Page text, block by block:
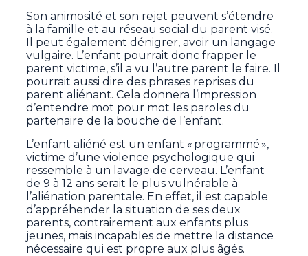
Son animosité et son rejet peuvent s’étendre
à la famille et au réseau social du parent visé.
Il peut également dénigrer, avoir un langage
vulgaire. L’enfant pourrait donc frapper le
parent victime, s’il a vu l’autre parent le faire. Il
pourrait aussi dire des phrases reprises du
parent aliénant. Cela donnera l’impression
d’entendre mot pour mot les paroles du
partenaire de la bouche de l’enfant.
L’enfant aliéné est un enfant « programmé »,
victime d’une violence psychologique qui
ressemble à un lavage de cerveau. L’enfant
de 9 à 12 ans serait le plus vulnérable à
l’aliénation parentale. En effet, il est capable
d’appréhender la situation de ses deux
parents, contrairement aux enfants plus
jeunes, mais incapables de mettre la distance
nécessaire qui est propre aux plus âgés.